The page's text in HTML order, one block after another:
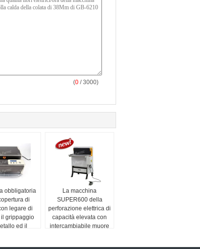
(0 / 3000)
obbligatoria
di
legare di
il grippaggio
ed il
La macchina
SUPER600 della
perforazione elettrica di
capacità elevata con
intercambiabile muore